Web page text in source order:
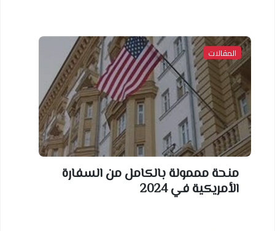
المقالات
منحة مممولة بالكامل من السفارة
الأمريكية في 2024